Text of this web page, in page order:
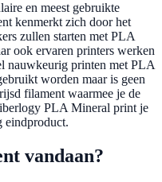
en meest gebruikte
kenmerkt zich door het
zullen starten met PLA
ook ervaren printers werken
nauwkeurig printen met PLA
worden maar is geen
filament waarmee je de
PLA Mineral print je
eindproduct.
vandaan?